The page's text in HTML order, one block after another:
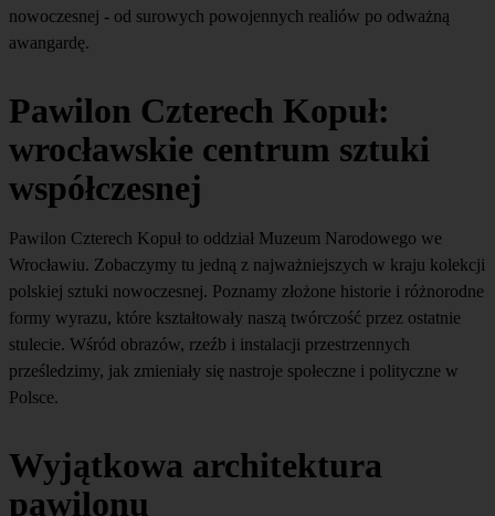
nowoczesnej - od surowych powojennych realiów po odważną
awangardę.
Pawilon Czterech Kopuł:
wrocławskie centrum sztuki
współczesnej
Pawilon Czterech Kopuł to oddział Muzeum Narodowego we
Wrocławiu. Zobaczymy tu jedną z najważniejszych w kraju kolekcji
polskiej sztuki nowoczesnej. Poznamy złożone historie i różnorodne
formy wyrazu, które kształtowały naszą twórczość przez ostatnie
stulecie. Wśród obrazów, rzeźb i instalacji przestrzennych
prześledzimy, jak zmieniały się nastroje społeczne i polityczne w
Polsce.
Wyjątkowa architektura
pawilonu